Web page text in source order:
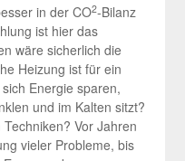
in der CO2-Bilanz
ist hier das
wäre sicherlich die
Heizung ist für ein
Energie sparen,
und im Kalten sitzt?
Vor Jahren
vieler Probleme, bis